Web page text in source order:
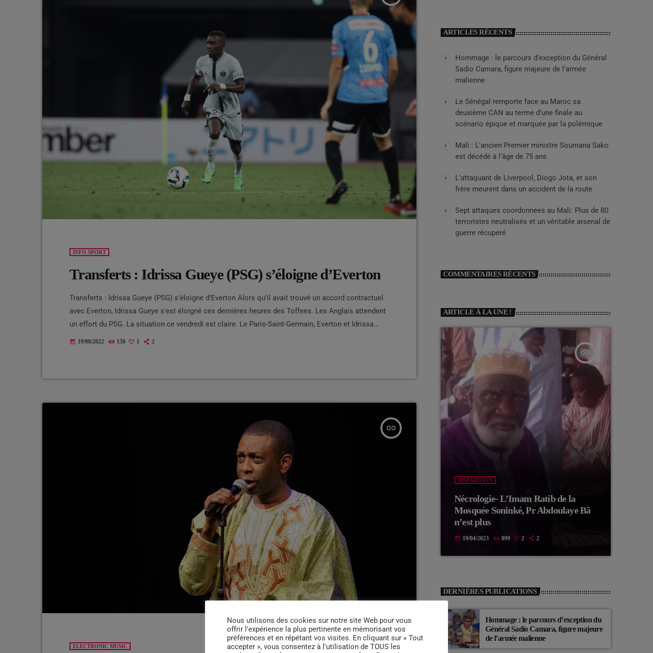
INFO SPORT
Transferts : Idrissa Gueye (PSG) s’éloigne d’Everton
Transferts : Idrissa Gueye (PSG) s'éloigne d'Everton Alors qu'il avait trouvé un accord contractuel
avec Everton, Idrissa Gueye s'est éloigné ces dernières heures des Toffees. Les Anglais attendent
un effort du PSG. La situation ce vendredi est claire. Le Paris-Saint-Germain, Everton et Idrissa
Gueye (32 ans, sous contrat jusqu'en 2023) ont stoppé leurs discussions. Cela ne veut pas encore
today 19/08/2022 150 1 2
insert_link
ELECTRONIC MUSIC
ARTICLES RÉCENTS
Hommage : le parcours d’exception du Général
Sadio Camara, figure majeure de l’armée
malienne
Le Sénégal remporte face au Maroc sa
deuxième CAN au terme d’une finale au
scénario épique et marquée par la polémique
Mali : L’ancien Premier ministre Soumana Sako
est décédé à l’âge de 75 ans
L’attaquant de Liverpool, Diogo Jota, et son
frère meurent dans un accident de la route
Sept attaques coordonnées au Mali: Plus de 80
terroristes neutralisés et un véritable arsenal de
guerre récupéré
COMMENTAIRES RÉCENTS
ARTICLE À LA UNE !
insert_link
DISPARITION
Nécrologie- L’Imam Ratib de la
Mosquée Soninké, Pr Abdoulaye Bâ
n’est plus
today 19/04/2023 899 2 2
DERNIÈRES PUBLICATIONS
Hommage : le parcours d’exception du
Général Sadio Camara, figure majeure
de l’armée malienne
Nous utilisons des cookies sur notre site Web pour vous
offrir l'expérience la plus pertinente en mémorisant vos
préférences et en répétant vos visites. En cliquant sur « Tout
accepter », vous consentez à l'utilisation de TOUS les